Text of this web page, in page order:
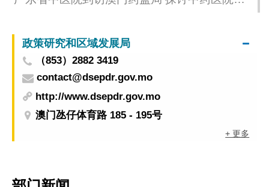
政策研究和区域发展局
（853）2882 3419
contact@dsepdr.gov.mo
http://www.dsepdr.gov.mo
澳门氹仔体育路 185 - 195号
+ 更多